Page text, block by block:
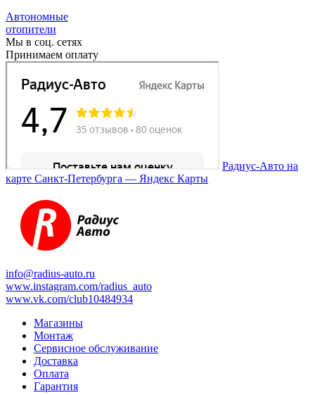
Автономные
отопители
Мы в соц. сетях
Принимаем оплату
Радиус-Авто на
карте Санкт‑Петербурга — Яндекс Карты
info@radius-auto.ru
www.instagram.com/radius_auto
www.vk.com/club10484934
Магазины
Монтаж
Сервисное обслуживание
Доставка
Оплата
Гарантия